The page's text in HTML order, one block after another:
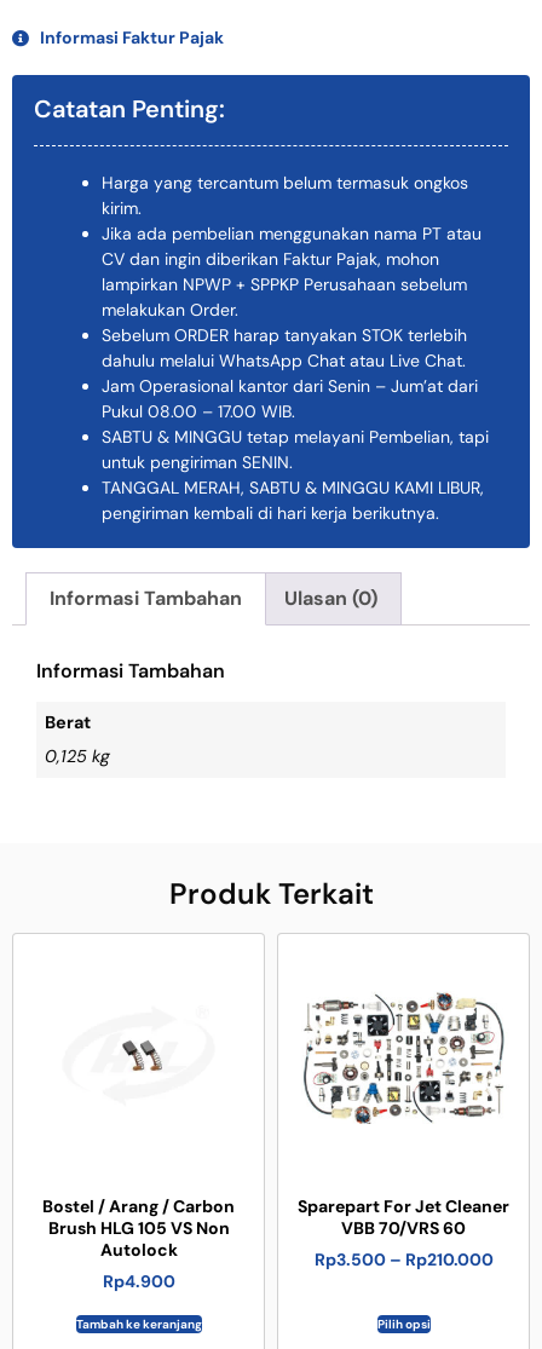
Informasi Faktur Pajak
Catatan Penting:
Harga yang tercantum belum termasuk ongkos
kirim.
Jika ada pembelian menggunakan nama PT atau
CV dan ingin diberikan Faktur Pajak, mohon
lampirkan NPWP + SPPKP Perusahaan sebelum
melakukan Order.
Sebelum ORDER harap tanyakan STOK terlebih
dahulu melalui WhatsApp Chat atau Live Chat.
Jam Operasional kantor dari Senin – Jum’at dari
Pukul 08.00 – 17.00 WIB.
SABTU & MINGGU tetap melayani Pembelian, tapi
untuk pengiriman SENIN.
TANGGAL MERAH, SABTU & MINGGU KAMI LIBUR,
pengiriman kembali di hari kerja berikutnya.
Informasi Tambahan Ulasan (0)
Informasi Tambahan
Berat
0,125 kg
Produk Terkait
Bostel / Arang / Carbon
Brush HLG 105 VS Non
Autolock
Rp4.900
Tambah ke keranjang
Sparepart For Jet Cleaner
VBB 70/VRS 60
Rp3.500 – Rp210.000
Pilih opsi